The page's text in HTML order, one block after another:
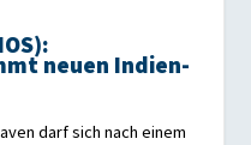
neuen Indien-
darf sich nach einem